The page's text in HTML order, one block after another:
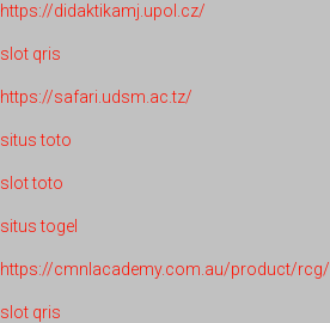
https://didaktikamj.upol.cz/
slot qris
https://safari.udsm.ac.tz/
situs toto
slot toto
situs togel
https://cmnlacademy.com.au/product/rcg/
slot qris